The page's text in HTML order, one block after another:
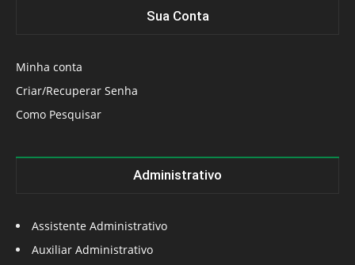
Sua Conta
Minha conta
Criar/Recuperar Senha
Como Pesquisar
Administrativo
Assistente Administrativo
Auxiliar Administrativo